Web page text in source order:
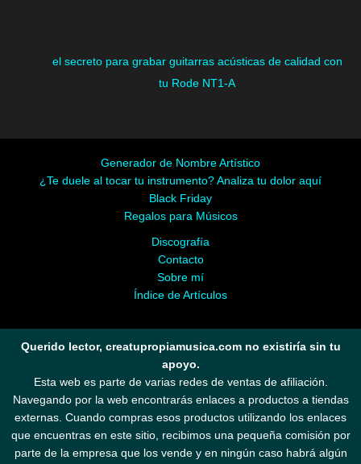
el secreto para grabar guitarras acústicas de calidad con
tu Rode NT1-A
Generador de Nombre Artístico
¿Te duele al tocar tu instrumento? Analiza tu dolor aquí
Black Friday
Regalos para Músicos
Discografía
Contacto
Sobre mí
Índice de Artículos
Querido lector, creatupropiamusica.com no existiría sin tu
apoyo.
Esta web es parte de varias redes de ventas de afiliación.
Navegando por la web encontrarás enlaces a productos a tiendas
externas. Cuando compras esos productos utilizando los enlaces
que encuentras en este sitio, recibimos una pequeña comisión por
parte de la empresa que los vende y en ningún caso habrá algún